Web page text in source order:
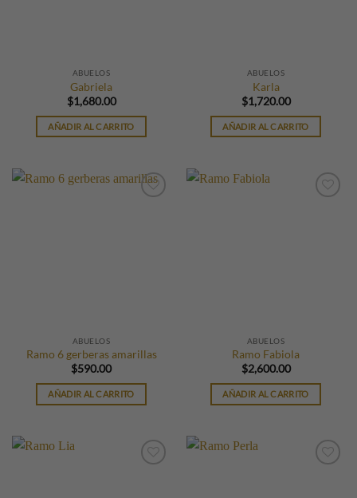
ABUELOS
Gabriela
$1,680.00
AÑADIR AL CARRITO
ABUELOS
Karla
$1,720.00
AÑADIR AL CARRITO
ABUELOS
Ramo 6 gerberas amarillas
$590.00
AÑADIR AL CARRITO
ABUELOS
Ramo Fabiola
$2,600.00
AÑADIR AL CARRITO